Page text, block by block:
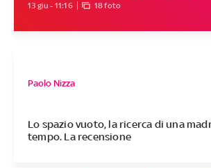
13 giu - 11:16 18 foto
Lo spazio vuoto, la ricerca di una
tempo. La recensione
Paolo Nizza